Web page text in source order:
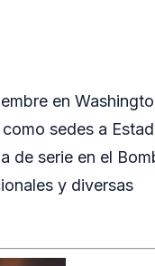
en
sedes a
de serie en el
y diversas